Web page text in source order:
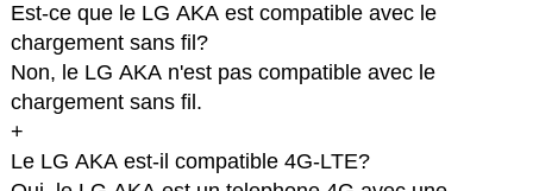
Est-ce que le LG AKA est compatible avec le
chargement sans fil?
Non, le LG AKA n'est pas compatible avec le
chargement sans fil.
+
Le LG AKA est-il compatible 4G-LTE?